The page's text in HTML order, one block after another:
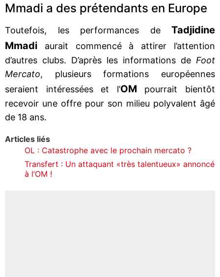
Mmadi a des prétendants en Europe
Toutefois, les performances de Tadjidine
Mmadi aurait commencé à attirer l’attention
d’autres clubs. D’après les informations de Foot
Mercato, plusieurs formations européennes
seraient intéressées et l’OM pourrait bientôt
recevoir une offre pour son milieu polyvalent âgé
de 18 ans.
Articles liés
OL : Catastrophe avec le prochain mercato ?
Transfert : Un attaquant «très talentueux» annoncé
à l’OM !